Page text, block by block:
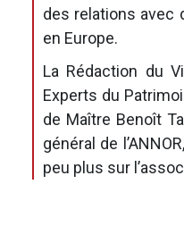
des relations avec
en Europe.
La Rédaction du
Experts du
de Maître Benoît
général de
peu plus sur